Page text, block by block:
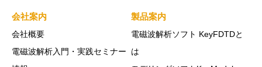
会社案内
会社概要
電磁波解析入門・実践セミナー
製品案内
電磁波解析ソフト KeyFDTDと
は